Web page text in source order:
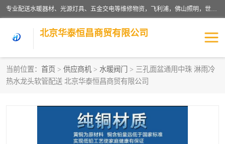
专业配送水暖器材、光源灯具、五金交电等维修物资，飞利浦，佛山照明，世达，博世，九牧，特陶等各产品涉及国内外知名品牌。公司专注与物业、学校、酒店、工厂等单位合作，提供一站式配送服务，降低客户综合成本。依托电子商务改变传统模式，以专业的团队为客户提供24H物资配送到达，货到月结、统一开票，便捷退换等服务，提高了企业的运营效率。
北京华泰恒昌商贸有限公司
当前位置： 首页 > 供应商机 > 水暖阀门
> 三孔面盆通用中珠 淋雨冷
热水龙头软管配送 北京华泰恒昌商贸有限公司
水暖阀门 电料灯饰
涂料辅材